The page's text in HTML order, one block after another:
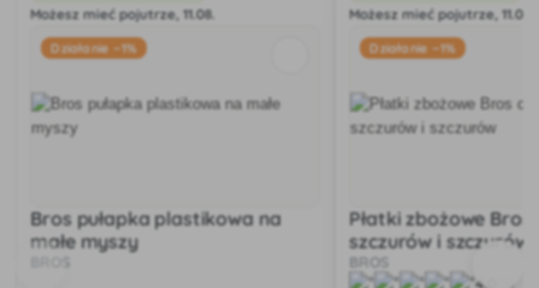
Możesz mieć pojutrze, 11.08.
Działanie −1%
Bros pułapka plastikowa na
małe myszy
BROS
Możesz mieć pojutrze, 11.08.
Działanie −1%
Płatki zbożowe Bros
szczurów i szczurów
BROS
4.0